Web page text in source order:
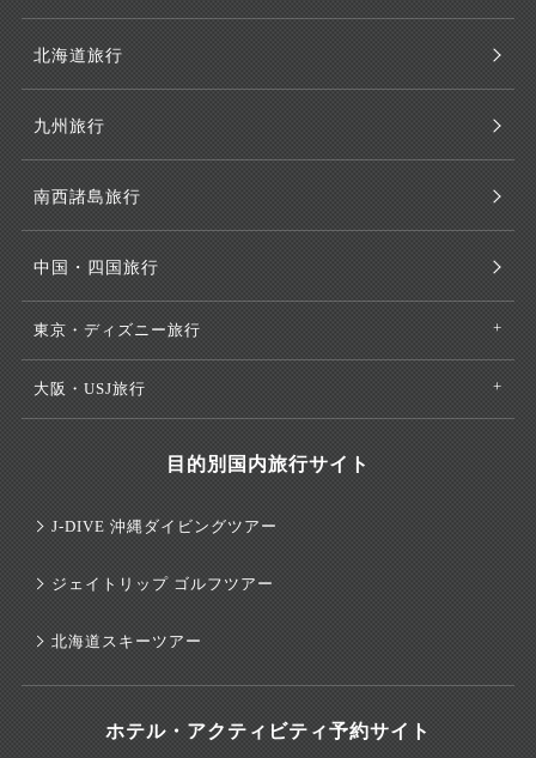
北海道旅行
九州旅行
南西諸島旅行
中国・四国旅行
東京・ディズニー旅行
大阪・USJ旅行
目的別国内旅行サイト
J-DIVE 沖縄ダイビングツアー
ジェイトリップ ゴルフツアー
北海道スキーツアー
ホテル・アクティビティ予約サイト